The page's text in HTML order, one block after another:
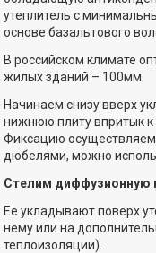
утеплитель с
основе базальтового
В российском климате
жилых зданий – 100мм.
Начинаем снизу вверх
нижнюю плиту впритык
Фиксацию
дюбелями, можно
Стелим диффузионную
Ее укладывают поверх
нему или на
теплоизоляции).